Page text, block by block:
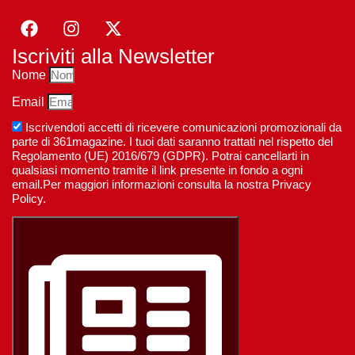
Iscriviti alla Newsletter
Nome
Email
Iscrivendoti accetti di ricevere comunicazioni promozionali da
parte di 361magazine. I tuoi dati saranno trattati nel rispetto del
Regolamento (UE) 2016/679 (GDPR). Potrai cancellarti in
qualsiasi momento tramite il link presente in fondo a ogni
email.Per maggiori informazioni consulta la nostra Privacy
Policy.